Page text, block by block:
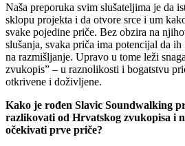
Naša preporuka svim slušateljima je da
sklopu projekta i da otvore srce i um
svake pojedine priče. Bez obzira na
slušanja, svaka priča ima potencijal da
na razmišljanje. Upravo u tome leži
zvukopis” – u raznolikosti i bogatstvu
otkrivene i doživljene.
Kako je rođen Slavic Soundwalking
razlikovati od Hrvatskog zvukopisa i
očekivati prve priče?